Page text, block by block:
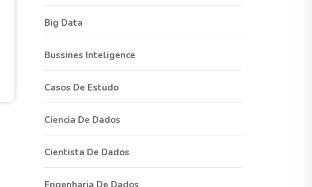
Big Data
Bussines Inteligence
Casos De Estudo
Ciencia De Dados
Cientista De Dados
Engenharia De Dados